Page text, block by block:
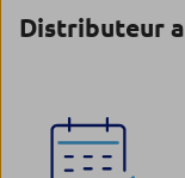
Distributeur